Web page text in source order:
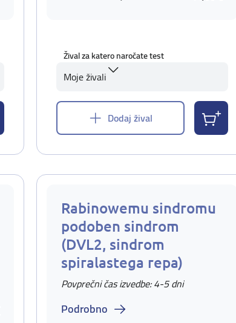
Žival za katero naročate test
Moje živali
Dodaj žival
Rabinowemu sindromu
podoben sindrom
(DVL2, sindrom
spiralastega repa)
Povprečni čas izvedbe: 4-5 dni
Podrobno